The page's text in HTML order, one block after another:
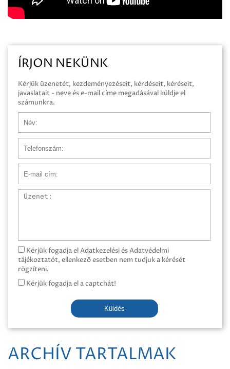
ÍRJON NEKÜNK
Kérjük üzenetét, kezdeményezéseit, kérdéseit, kéréseit,
javaslatait - neve és e-mail címe megadásával küldje el
számunkra.
Üzenet
Kérjük fogadja el Adatkezelési és Adatvédelmi
tájékoztatót, ellenkező esetben nem tudjuk a kérését
rögzíteni.
Kérjük fogadja el a captchát!
Küldés
ARCHÍV TARTALMAK